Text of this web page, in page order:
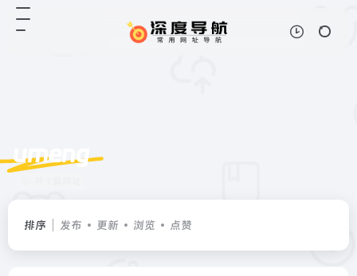
umeng
排序 发布 更新 浏览 点赞